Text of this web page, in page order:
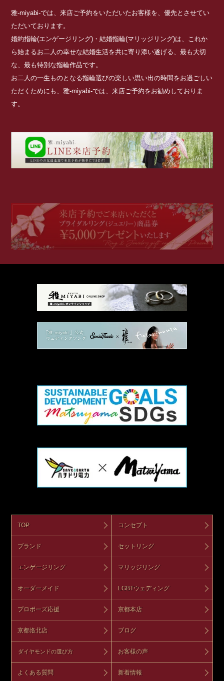
雅-miyabi-では、来店ご予約をいただいたお客様を、優先とさせてい
ただいております。
婚約指輪(エンゲージリング)・結婚指輪(マリッジリング)は、これか
ら始まるお二人の幸せな結婚生活を共に寄り添い遂げる、最も大切
な、最も特別な指輪作品です。
お二人の一生ものとなる指輪選びの楽しい思い出の時間をお過ごしい
ただくためにも、雅-miyabi-では、来店ご予約をお勧めしておりま
す。
TOP コンセプト
ブランド セットリング
エンゲージリング マリッジリング
オーダーメイド LGBTウェディング
プロポーズ応援 京都本店
京都洛北店 ブログ
ダイヤモンドの選び方 お客様の声
よくある質問 新着情報